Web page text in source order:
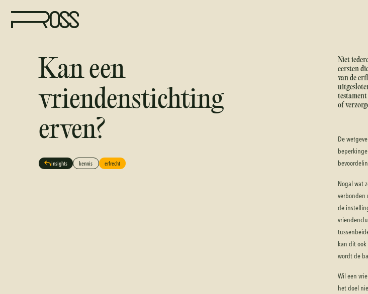
Kan een
vriendenstichting
erven?
insights kennis erfrecht
Niet
eersten
van de
of
De
Nogal wat
verbonden
de
kan dit
wordt de
Wil een
het doel